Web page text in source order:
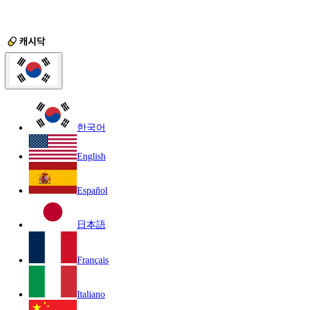
한국어
English
Español
日本語
Français
Italiano